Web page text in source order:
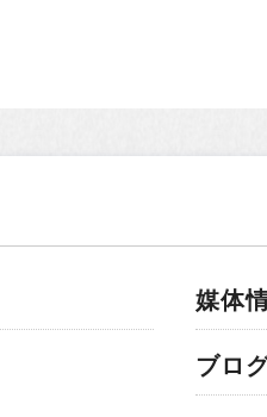
媒体
ブロ